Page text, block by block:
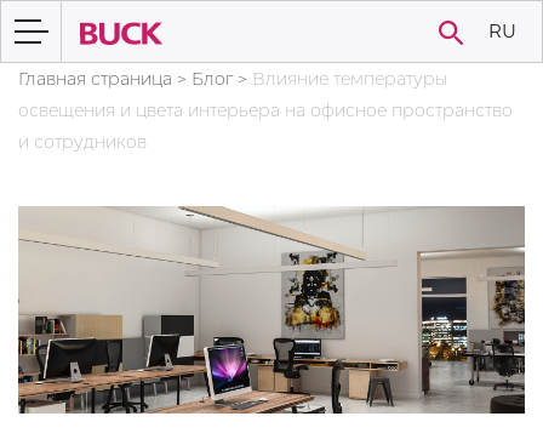
RU
Главная страница > Блог> Влияние температуры
освещения и цвета интерьера на офисное пространство
и сотрудников